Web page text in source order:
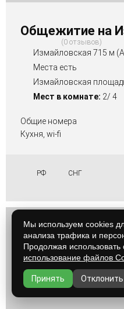
Общежитие на
0 отзывов
Измайловская 715 м
Места есть
Измайловская
Мест в комнате: 2/ 4
Общие номера
Кухня, wi-fi
РФ СНГ
Мы используем cookies
анализа трафика и
Продолжая использовать
использование файлов
Принять Отклонить